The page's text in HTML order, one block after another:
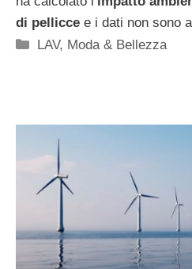
di pellicce e i dati non sono
Categorie
LAV, Moda & Bellezza